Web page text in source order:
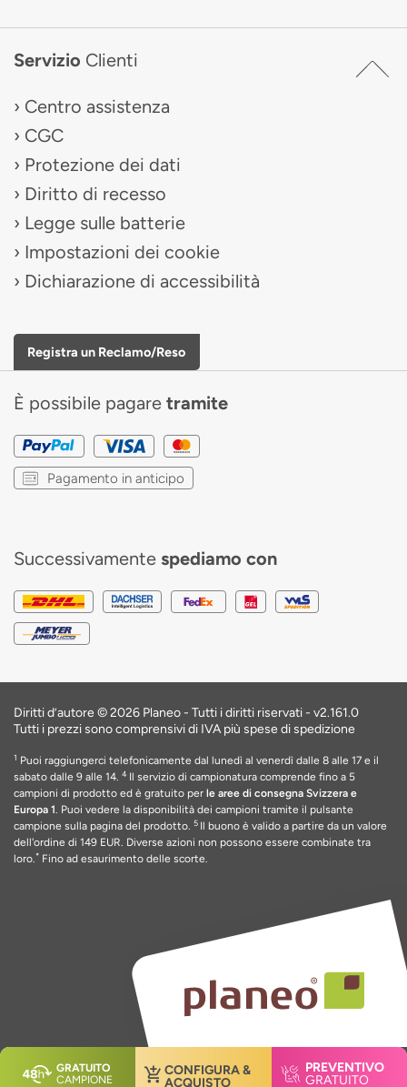
GRATUITO
CAMPIONE
CONFIGURA &
ACQUISTO
PREVENTIVO
GRATUITO
Servizio Clienti
Centro assistenza
CGC
Protezione dei dati
Diritto di recesso
Legge sulle batterie
Impostazioni dei cookie
Dichiarazione di accessibilità
Registra un Reclamo/Reso
È possibile pagare tramite
Pagamento in anticipo
Successivamente spediamo con
Diritti d’autore © 2026 Planeo - Tutti i diritti riservati - v2.161.0
Tutti i prezzi sono comprensivi di IVA più spese di spedizione
1 Puoi raggiungerci telefonicamente dal lunedì al venerdì dalle 8 alle 17 e il
sabato dalle 9 alle 14. 4 Il servizio di campionatura comprende fino a 5
campioni di prodotto ed è gratuito per le aree di consegna Svizzera e
Europa 1. Puoi vedere la disponibilità dei campioni tramite il pulsante
campione sulla pagina del prodotto. 5 Il buono è valido a partire da un valore
dell'ordine di 149 EUR. Diverse azioni non possono essere combinate tra
loro.* Fino ad esaurimento delle scorte.